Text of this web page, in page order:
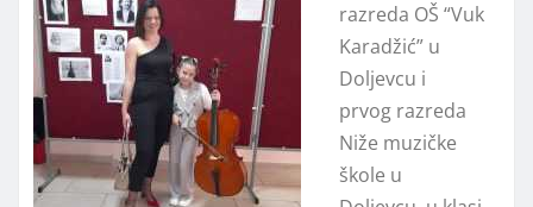
razreda OŠ “Vuk
Karadžić” u
Doljevcu i
prvog razreda
Niže muzičke
škole u